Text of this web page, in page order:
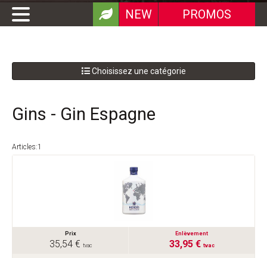
PROMOS
NEW
Choisissez une catégorie
Gins - Gin Espagne
Articles:1
Prix
35,54 € tvac
Enlèvement
33,95 € tvac